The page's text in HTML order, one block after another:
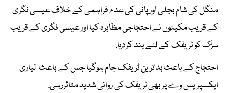
منگل کی شام بجلی اور پانی کی عدم فراہمی کے خلاف عیسی نگری
کے قریب مکینوں نے احتجاجی مظاہرہ کیا اور عیسی نگری کے قریب
سڑک کو ٹریفک کے لئے بند کردیا.
احتجاج کے باعث بد ترین ٹریفک جام ہوگیا جس کے باعث لیاری
ایکسپریس وے پر بھی ٹریفک کی روانی شدید متاثررہی.